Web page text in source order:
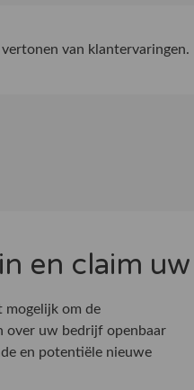
van klantervaringen.
en claim
mogelijk om de
over uw bedrijf openbaar
en potentiële nieuwe